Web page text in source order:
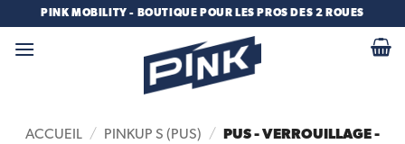
contenu
PINK MOBILITY - BOUTIQUE POUR LES PROS DES 2 ROUES
ACCUEIL / PINKUP S (PUS) /
PUS - VERROUILLAGE -